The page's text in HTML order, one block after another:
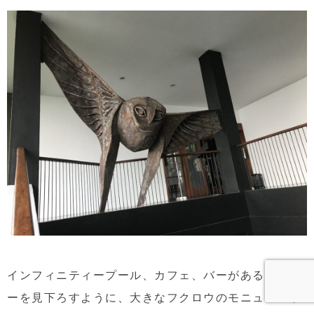
インフィニティープール、カフェ、バーがあるフロア
ーを見下ろすように、大きなフクロウのモニュメント